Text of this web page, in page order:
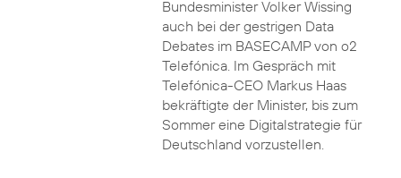
Bundesminister Volker Wissing
auch bei der gestrigen Data
Debates im BASECAMP von o2
Telefónica. Im Gespräch mit
Telefónica-CEO Markus Haas
bekräftigte der Minister, bis zum
Sommer eine Digitalstrategie für
Deutschland vorzustellen.